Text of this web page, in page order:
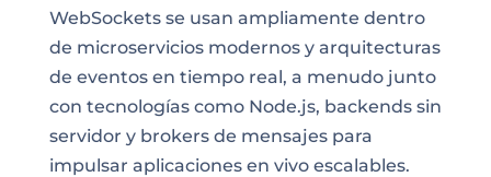
WebSockets se usan ampliamente dentro
de microservicios modernos y arquitecturas
de eventos en tiempo real, a menudo junto
con tecnologías como Node.js, backends sin
servidor y brokers de mensajes para
impulsar aplicaciones en vivo escalables.